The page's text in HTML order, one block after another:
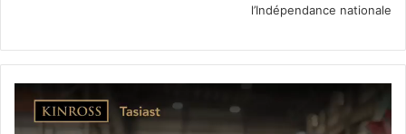
l’Indépendance nationale